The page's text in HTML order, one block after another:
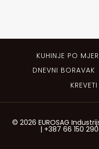
KUHINJE PO
DNEVNI BORAVAK
KREVETI
© 2026 EUROSAG
| +387 66 150